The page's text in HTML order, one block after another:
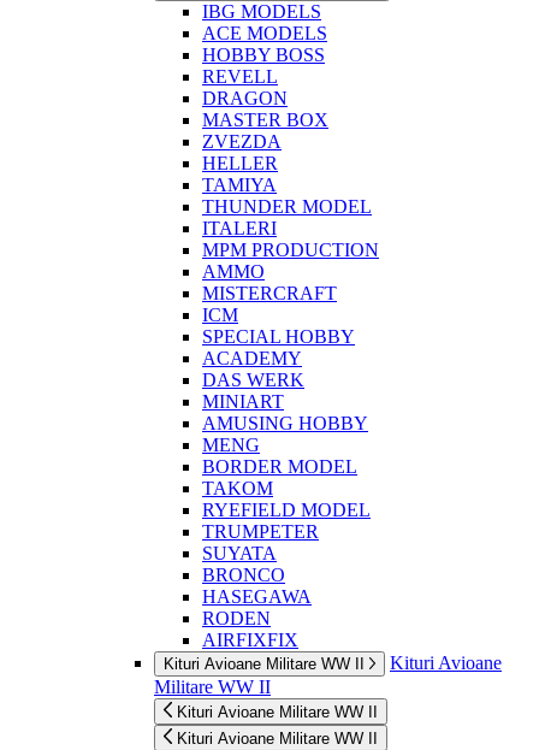
IBG MODELS
ACE MODELS
HOBBY BOSS
REVELL
DRAGON
MASTER BOX
ZVEZDA
HELLER
TAMIYA
THUNDER MODEL
ITALERI
MPM PRODUCTION
AMMO
MISTERCRAFT
ICM
SPECIAL HOBBY
ACADEMY
DAS WERK
MINIART
AMUSING HOBBY
MENG
BORDER MODEL
TAKOM
RYEFIELD MODEL
TRUMPETER
SUYATA
BRONCO
HASEGAWA
RODEN
AIRFIXFIX
Kituri Avioane Militare WW II
Kituri Avioane
Militare WW II
Kituri Avioane Militare WW II
Kituri Avioane Militare WW II